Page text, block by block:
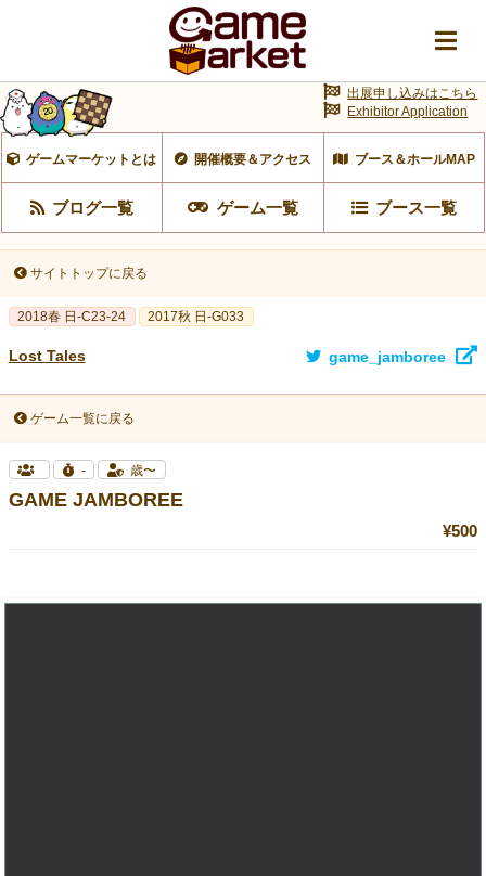
ゲームマーケットとは 開催概要＆アクセス ブース＆ホールMAP
ブログ一覧 ゲーム一覧 ブース一覧
出展申し込みはこちら
Exhibitor Application
サイトトップに戻る
2018春 日-C23-24 2017秋 日-G033
Lost Tales game_jamboree
ゲーム一覧に戻る
- 歳〜
GAME JAMBOREE
¥500